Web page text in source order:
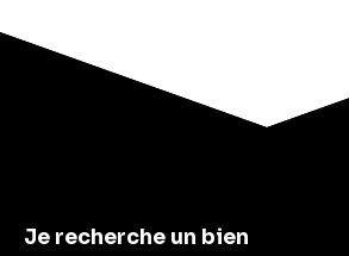
Je recherche un bien